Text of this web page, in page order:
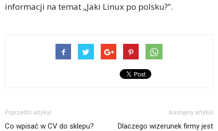
informacji na temat „Jaki Linux po polsku?”.
Poprzedni artykuł
Co wpisać w CV do sklepu?
Następny artykuł
Dlaczego wizerunek firmy jest